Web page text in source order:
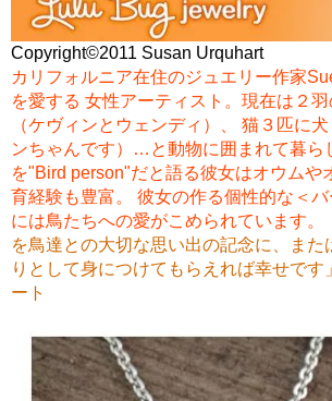
Copyright©2011 Susan Urquhart
カリフォルニア在住のジュエリー作家
を愛する 女性アーティスト。現在は２
（ケヴィンとウェンディ）、 猫３匹に
ンちゃんです）…と動物に囲まれて暮ら
を"Bird person"だと語る彼女はオウムや
育経験も豊富。 彼女の作る個性的な＜バ
には鳥たちへの愛がこめられています。
を鳥達との大切な思い出の記念に、また
りとして身につけてもらえれば幸せです
ート